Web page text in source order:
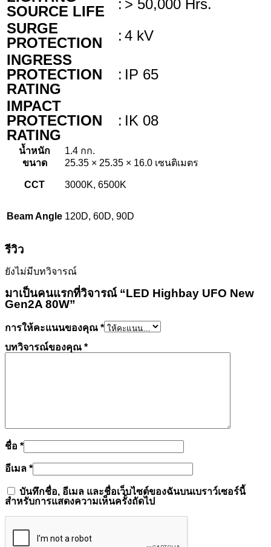
SOURCE LIFE
: > 50,000 Hrs.
SURGE
PROTECTION
: 4 kV
INGRESS
PROTECTION
RATING
: IP 65
IMPACT
PROTECTION
RATING
: IK 08
น้ำหนัก
1.4 กก.
ขนาด
25.35 × 25.35 × 16.0 เซนติเมตร
CCT 3000K, 6500K
Beam Angle 120D, 60D, 90D
รีวิว
ยังไม่มีบทวิจารณ์
มาเป็นคนแรกที่วิจารณ์ “LED Highbay UFO New
Gen2A 80W”
การให้คะแนนของคุณ *
บทวิจารณ์ของคุณ *
ชื่อ *
อีเมล *
บันทึกชื่อ, อีเมล และชื่อเว็บไซต์ของฉันบนเบราว์เซอร์นี้
สำหรับการแสดงความเห็นครั้งถัดไป